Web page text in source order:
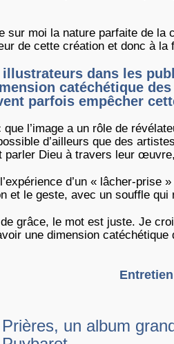
sur moi la nature parfaite de la
de cette création et donc à la
illustrateurs dans les
catéchétique
parfois empêcher
l’image a un rôle de
d’ailleurs que des
parler Dieu à travers leur
d’un « lâcher-prise
et le geste, avec un souffle
grâce, le mot est juste. Je
une dimension
Prières, un album